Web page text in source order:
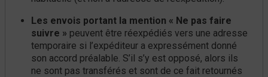
Les envois portant la mention « Ne pas faire
suivre » peuvent être réexpédiés vers une adresse
temporaire si l’expéditeur a expressément donné
son accord préalable. S’il s’y est opposé, alors ils
ne sont pas transférés et sont de ce fait retournés